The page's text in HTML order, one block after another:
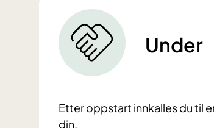
Under
Etter oppstart innkalles du til
din.